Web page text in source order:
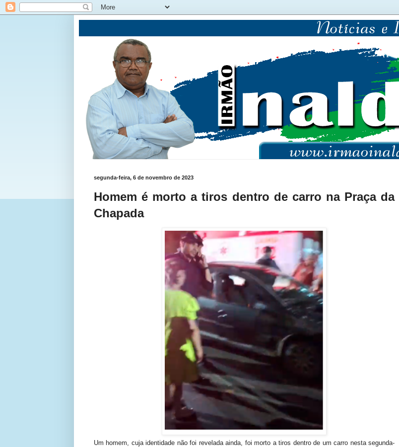
segunda-feira, 6 de novembro de 2023
Homem é morto a tiros dentro de carro na Praça da
Chapada
Um homem, cuja identidade não foi revelada ainda, foi morto a tiros dentro de um carro nesta segunda-